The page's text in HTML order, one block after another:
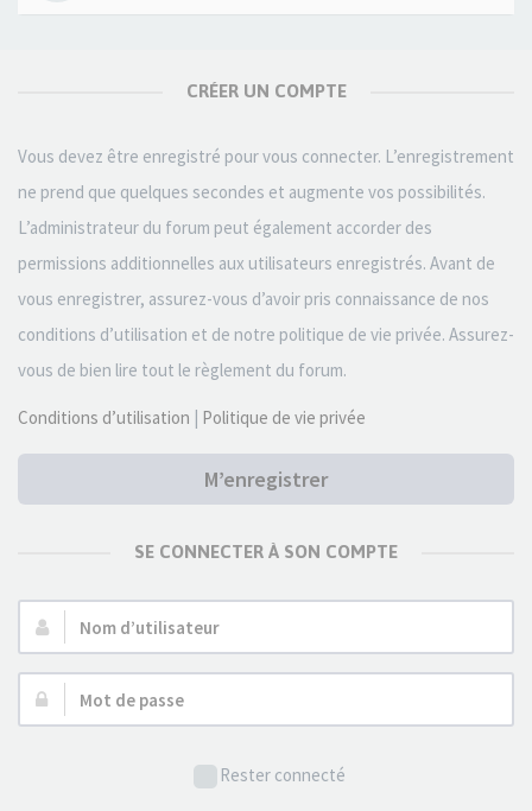
CRÉER UN COMPTE
Vous devez être enregistré pour vous connecter. L’enregistrement
ne prend que quelques secondes et augmente vos possibilités.
L’administrateur du forum peut également accorder des
permissions additionnelles aux utilisateurs enregistrés. Avant de
vous enregistrer, assurez-vous d’avoir pris connaissance de nos
conditions d’utilisation et de notre politique de vie privée. Assurez-
vous de bien lire tout le règlement du forum.
Conditions d’utilisation | Politique de vie privée
M’enregistrer
SE CONNECTER À SON COMPTE
Nom
Mot
Rester connecté